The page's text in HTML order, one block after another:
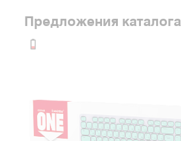
Предложения каталога